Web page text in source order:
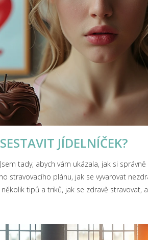
JÍDELNÍČEK?
tady, abych vám ukázala, jak si
stravovacího plánu, jak se vyvarovat
tipů a triků, jak se zdravě stravovat,